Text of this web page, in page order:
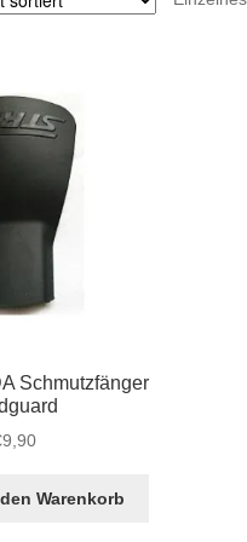
Schmutzfänger
9,90
Warenkorb